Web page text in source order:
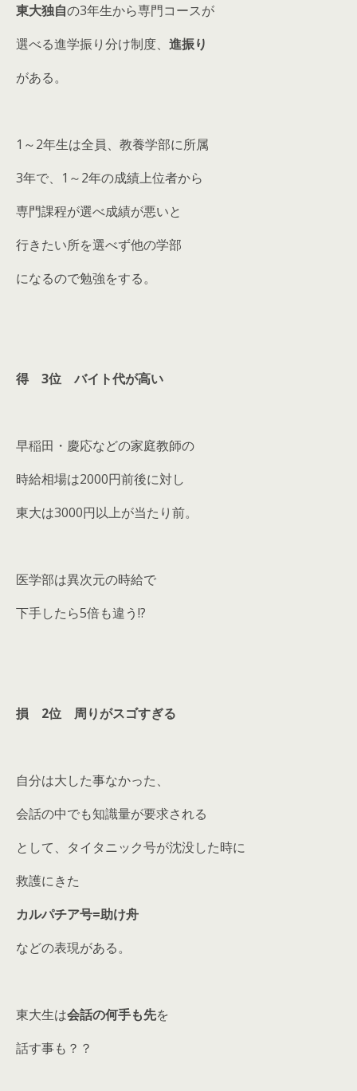
東大独自の3年生から専門コースが
選べる進学振り分け制度、 進振り
がある。
1～2年生は全員、教養学部に所属
3年で、1～2年の成績上位者から
専門課程が選べ成績が悪いと
行きたい所を選べず他の学部
になるので勉強をする。
得 3位 バイト代が高い
早稲田・慶応などの家庭教師の
時給相場は2000円前後に対し
東大は3000円以上が当たり前。
医学部は異次元の時給で
下手したら5倍も違う!?
損 2位 周りがスゴすぎる
自分は大した事なかった、
会話の中でも知識量が要求される
として、タイタニック号が沈没した時に
救護にきた
カルパチア号=助け舟
などの表現がある。
東大生は会話の何手も先を
話す事も？？